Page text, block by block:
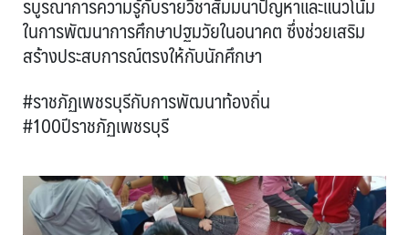
ในการพัฒนาการศึกษาปฐมวัยในอนาคต ซึ่งช่วยเสริม
สร้างประสบการณ์ตรงให้กับนักศึกษา
#ราชภัฏเพชรบุรีกับการพัฒนาท้องถิ่น
#100ปีราชภัฏเพชรบุรี